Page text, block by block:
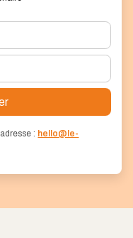
: hello@le-